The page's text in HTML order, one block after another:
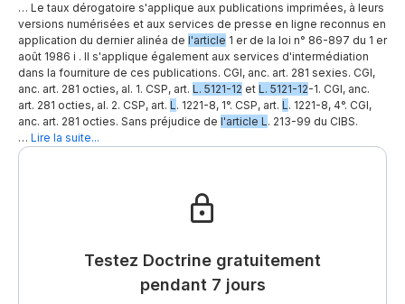
… Le taux dérogatoire s'applique aux publications imprimées, à leurs
versions numérisées et aux services de presse en ligne reconnus en
application du dernier alinéa de l'article 1 er de la loi n° 86-897 du 1 er
août 1986 i . Il s'applique également aux services d'intermédiation
dans la fourniture de ces publications. CGI, anc. art. 281 sexies. CGI,
anc. art. 281 octies, al. 1. CSP, art. L. 5121-12 et L. 5121-12-1. CGI, anc.
art. 281 octies, al. 2. CSP, art. L. 1221-8, 1°. CSP, art. L. 1221-8, 4°. CGI,
anc. art. 281 octies. Sans préjudice de l'article L. 213-99 du CIBS.
… Lire la suite...
Testez Doctrine gratuitement
pendant 7 jours